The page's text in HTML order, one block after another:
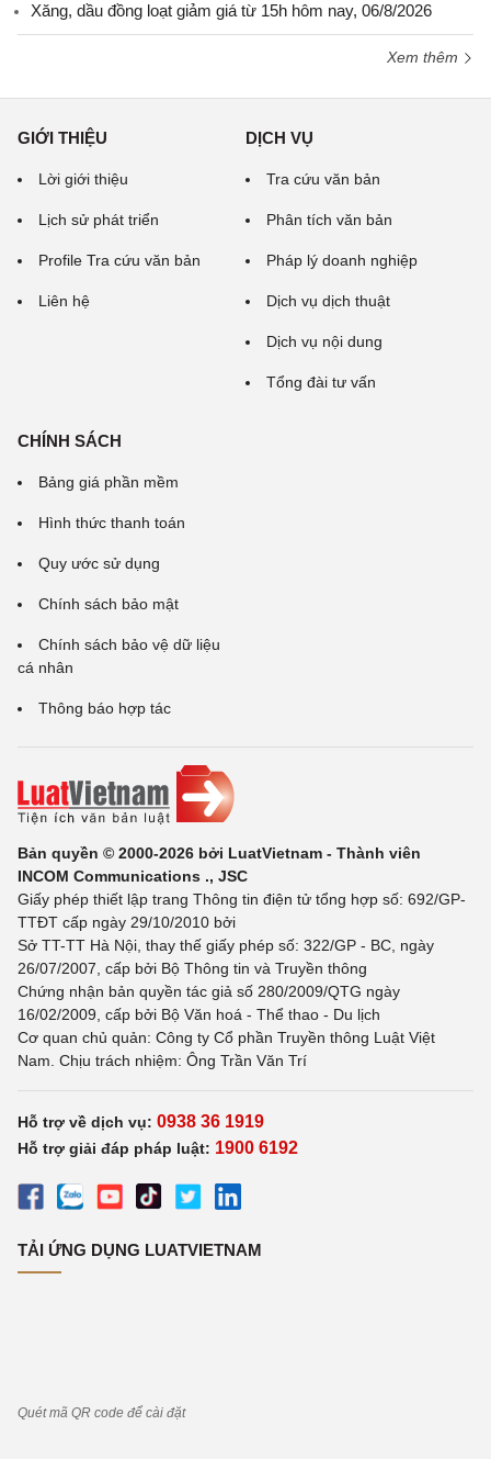
Xăng, dầu đồng loạt giảm giá từ 15h hôm nay, 06/8/2026
Xem thêm
GIỚI THIỆU
Lời giới thiệu
Lịch sử phát triển
Profile Tra cứu văn bản
Liên hệ
DỊCH VỤ
Tra cứu văn bản
Phân tích văn bản
Pháp lý doanh nghiệp
Dịch vụ dịch thuật
Dịch vụ nội dung
Tổng đài tư vấn
CHÍNH SÁCH
Bảng giá phần mềm
Hình thức thanh toán
Quy ước sử dụng
Chính sách bảo mật
Chính sách bảo vệ dữ liệu
cá nhân
Thông báo hợp tác
Bản quyền © 2000-2026 bởi LuatVietnam - Thành viên
INCOM Communications ., JSC
Giấy phép thiết lập trang Thông tin điện tử tổng hợp số: 692/GP-
TTĐT cấp ngày 29/10/2010 bởi
Sở TT-TT Hà Nội, thay thế giấy phép số: 322/GP - BC, ngày
26/07/2007, cấp bởi Bộ Thông tin và Truyền thông
Chứng nhận bản quyền tác giả số 280/2009/QTG ngày
16/02/2009, cấp bởi Bộ Văn hoá - Thể thao - Du lịch
Cơ quan chủ quản: Công ty Cổ phần Truyền thông Luật Việt
Nam. Chịu trách nhiệm: Ông Trần Văn Trí
Hỗ trợ về dịch vụ: 0938 36 1919
Hỗ trợ giải đáp pháp luật: 1900 6192
TẢI ỨNG DỤNG LUATVIETNAM
Quét mã QR code để cài đặt